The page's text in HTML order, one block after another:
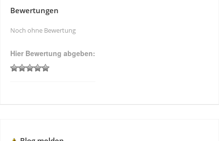
Bewertungen
Noch ohne Bewertung
Hier Bewertung abgeben: